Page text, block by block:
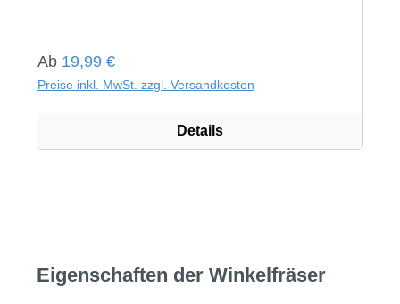
Regulärer Preis:
Ab 19,99 €
Preise inkl. MwSt. zzgl. Versandkosten
Details
Eigenschaften der Winkelfräser